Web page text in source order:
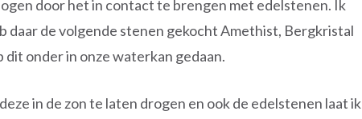
door het in contact te brengen met edelstenen. Ik
daar de volgende stenen gekocht Amethist, Bergkristal
dit onder in onze waterkan gedaan.
in de zon te laten drogen en ook de edelstenen laat ik